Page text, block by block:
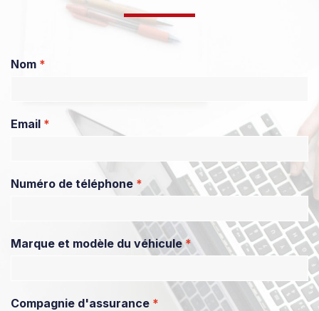
Nom *
Email *
Numéro de téléphone *
Marque et modèle du véhicule*
Compagnie d'assurance *